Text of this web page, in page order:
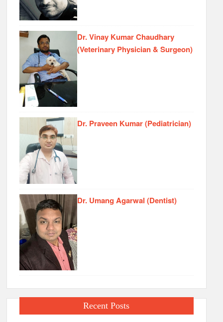
Dr. Vinay Kumar Chaudhary
(Veterinary Physician & Surgeon)
Dr. Praveen Kumar (Pediatrician)
Dr. Umang Agarwal (Dentist)
Recent Posts